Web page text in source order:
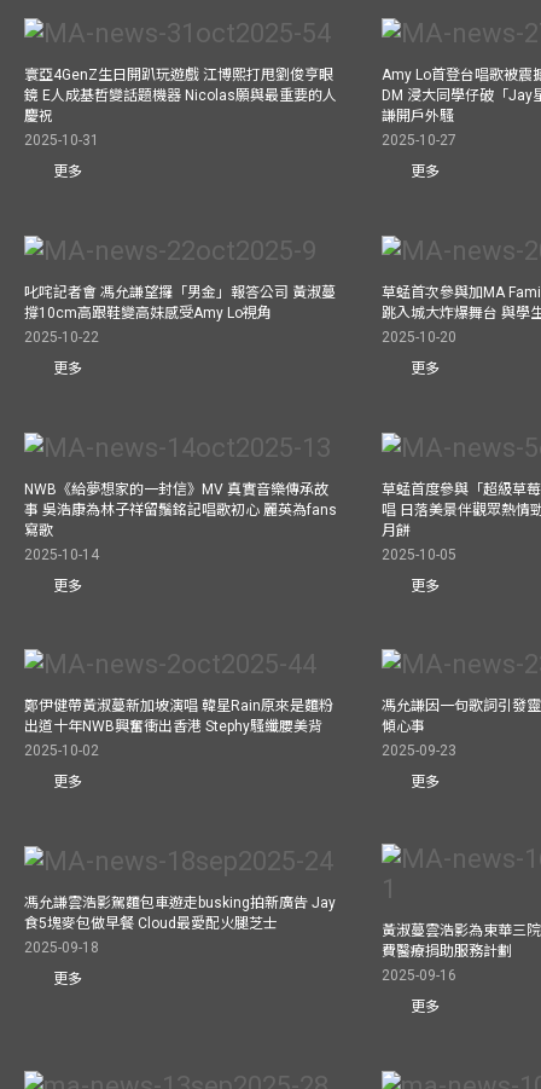
寰亞4GenZ生日開趴玩遊戲 江博熙打甩劉俊亨眼
鏡 E人成基哲變話題機器 Nicolas願與最重要的人
慶祝
2025-10-31
更多
Amy Lo首登台唱歌被震
DM 浸大同學仔破「Jay
謙開戶外騷
2025-10-27
更多
叱咤記者會 馮允謙望攞「男金」報答公司 黃淑蔓
撐10cm高跟鞋變高妹感受Amy Lo視角
2025-10-22
更多
草蜢首次參與加MA
跳入城大炸爆舞台 與學
2025-10-20
更多
NWB《給夢想家的一封信》MV 真實音樂傳承故
事 吳浩康為林子祥留鬚銘記唱歌初心 麗英為fans
寫歌
2025-10-14
更多
草蜢首度參與「超級草
唱 日落美景伴觀眾熱情
月餅
2025-10-05
更多
鄭伊健帶黃淑蔓新加坡演唱 韓星Rain原來是麵粉
出道十年NWB興奮衝出香港 Stephy騷纖腰美背
2025-10-02
更多
馮允謙因一句歌詞引發
傾心事
2025-09-23
更多
馮允謙雲浩影駕麵包車遊走busking拍新廣告 Jay
食5塊麥包做早餐 Cloud最愛配火腿芝士
2025-09-18
更多
黃淑蔓雲浩影為東華三
費醫療捐助服務計劃
2025-09-16
更多